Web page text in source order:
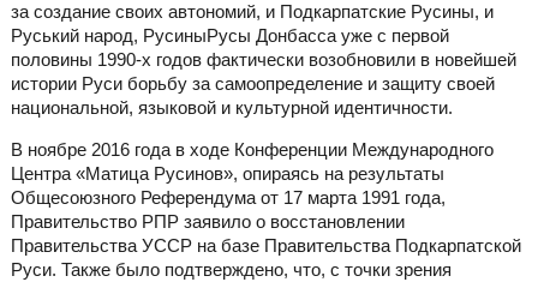
за создание своих автономий, и Подкарпатские Русины, и
Руський народ, РусиныРусы Донбасса уже с первой
половины 1990-х годов фактически возобновили в новейшей
истории Руси борьбу за самоопределение и защиту своей
национальной, языковой и культурной идентичности.
В ноябре 2016 года в ходе Конференции Международного
Центра «Матица Русинов», опираясь на результаты
Общесоюзного Референдума от 17 марта 1991 года,
Правительство РПР заявило о восстановлении
Правительства УССР на базе Правительства Подкарпатской
Руси. Также было подтверждено, что, с точки зрения